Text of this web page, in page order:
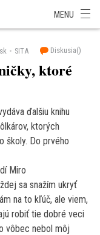
MENU
SITA Diskusia()
ktoré
ďalšiu knihu
ktorých
školy. Do prvého
Miro
sa snažím ukryť
na to kľúč, ale viem,
robiť tie dobré veci
vôbec nebol môj